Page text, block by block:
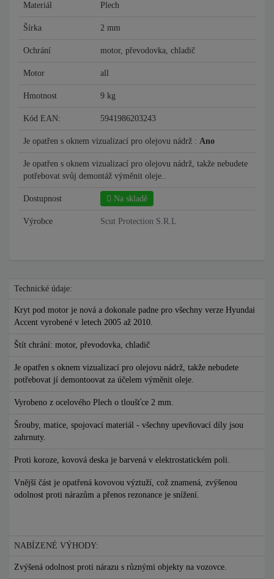
Materiál Plech
Šírka 2 mm
Ochrání motor, převodovka, chladič
Motor all
Hmotnost 9 kg
Kód EAN: 5941986203243
Je opatřen s oknem vizualizací pro olejovu nádrž : Ano
Je opatřen s oknem vizualizací pro olejovu nádrž, takže nebudete
potřebovat svůj demontáž výměnit oleje..
Dostupnost Na skladě
Výrobce Scut Protection S.R.L
Technické údaje:
Kryt pod motor je nová a dokonale padne pro všechny verze Hyundai
Accent vyrobené v letech 2005 až 2010.
Štít chrání: motor, převodovka, chladič
Je opatřen s oknem vizualizací pro olejovu nádrž, takže nebudete
potřebovat jí demontoovat za účelem výměnit oleje.
Vyrobeno z ocelového Plech o tloušťce 2 mm.
Šrouby, matice, spojovací materiál - všechny upevňovací díly jsou
zahrnuty.
Proti koroze, kovová deska je barvená v elektrostatickém poli.
Vnější část je opatřená kovovou výztuží, což znamená, zvýšenou
odolnost proti nárazům a přenos rezonance je snížení.
NABÍZENÉ VÝHODY:
Zvýšená odolnost proti nárazu s různými objekty na vozovce.